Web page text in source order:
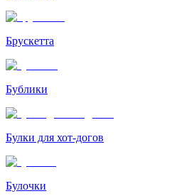
Брускетта
Бублики
Булки для хот-догов
Булочки